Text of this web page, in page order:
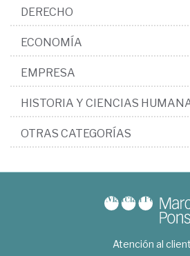
DERECHO
ECONOMÍA
EMPRESA
HISTORIA Y CIENCIAS
OTRAS CATEGORÍAS
Atención al